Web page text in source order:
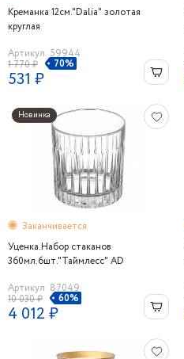
Креманка 12см."Dalia" золотая
круглая
Артикул: 59944
1 770 ₽
70%
531 ₽
Новинка
Заканчивается
Уценка.Набор стаканов
360мл.6шт."Таймлесс" AD
Артикул: 87049
10 030 ₽
60%
4 012 ₽